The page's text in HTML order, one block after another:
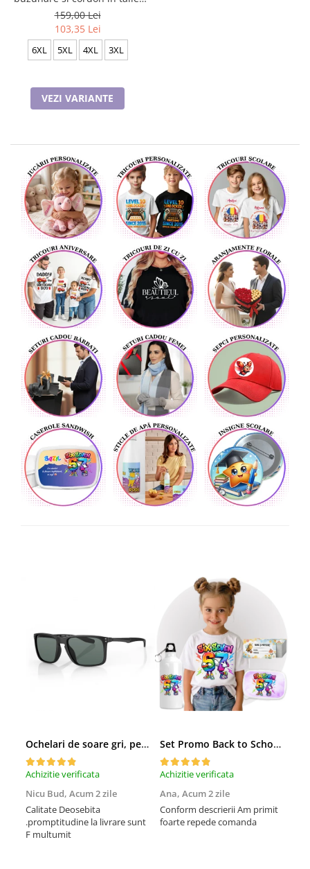
design deosebit, PIJ91700
159,00 Lei
103,35 Lei
6XL 5XL 4XL 3XL
VEZI VARIANTE
Ochelari de soare gri, pentru barbati, Daniel Klein Sunglasses, DK3250-2
Achizitie verificata
Nicu Bud, Acum 2 zile
Calitate Deosebita
.promptitudine la livrare sunt
F multumit
Set Promo Back to School Six Seven 67 – Tricou + Cutie + Bidon Personalizat pentru copilul tău
Achizitie verificata
Ana, Acum 2 zile
Conform descrierii Am primit
foarte repede comanda